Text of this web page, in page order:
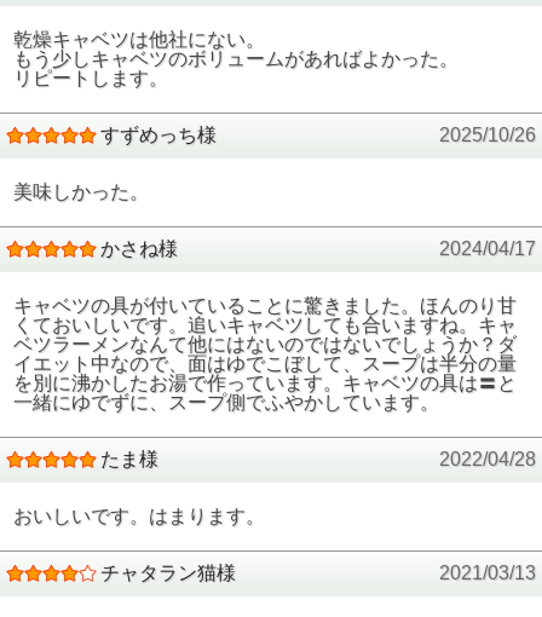
乾燥キャベツは他社にない。
もう少しキャベツのボリュームがあればよかった。
リピートします。
すずめっち様 2025/10/26
美味しかった。
かさね様 2024/04/17
キャベツの具が付いていることに驚きました。ほんのり甘
くておいしいです。追いキャベツしても合いますね。キャ
ベツラーメンなんて他にはないのではないでしょうか？ダ
イエット中なので、面はゆでこぼして、スープは半分の量
を別に沸かしたお湯で作っています。キャベツの具は〓と
一緒にゆでずに、スープ側でふやかしています。
たま様 2022/04/28
おいしいです。はまります。
チャタラン猫様 2021/03/13